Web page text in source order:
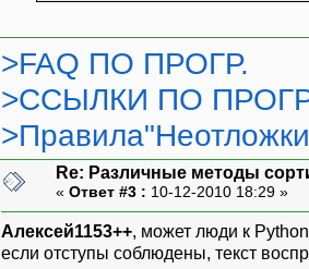
>FAQ ПО ПРОГР.
>ССЫЛКИ ПО
Re: Различные методы
« Ответ #3 : 10-12-2010 18:29 »
Алексей1153++, может люди к
если отступы соблюдены, текст